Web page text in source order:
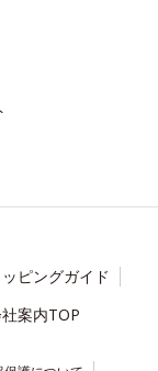
ピングガイド
案内TOP